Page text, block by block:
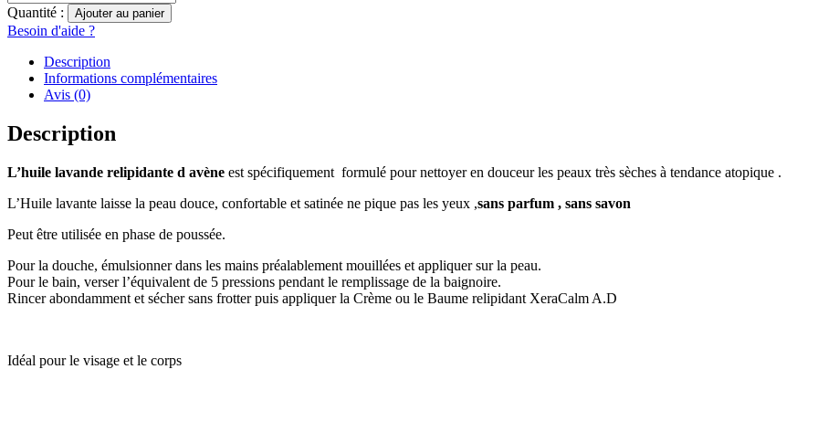
Quantité :
Ajouter au panier
Besoin d'aide ?
Description
Informations complémentaires
Avis (0)
Description
L’huile lavande relipidante d avène est spécifiquement formulé pour nettoyer en douceur les peaux très sèches à tendance atopique .
L’Huile lavante laisse la peau douce, confortable et satinée ne pique pas les yeux ,sans parfum , sans savon
Peut être utilisée en phase de poussée.
Pour la douche, émulsionner dans les mains préalablement mouillées et appliquer sur la peau.
Pour le bain, verser l’équivalent de 5 pressions pendant le remplissage de la baignoire.
Rincer abondamment et sécher sans frotter puis appliquer la Crème ou le Baume relipidant XeraCalm A.D
Idéal pour le visage et le corps